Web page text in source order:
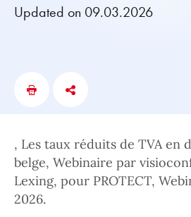
Updated on 09.03.2026
, Les taux réduits de TVA en
belge, Webinaire par
Lexing, pour PROTECT,
2026.